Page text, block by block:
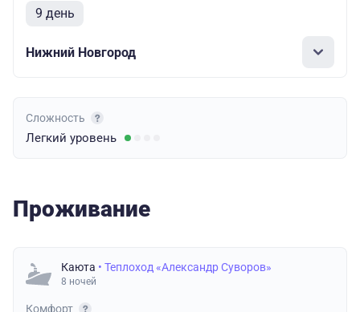
9 день
Нижний Новгород
Сложность
Легкий уровень
Проживание
Каюта • Теплоход «Александр Суворов»
8 ночей
Комфорт